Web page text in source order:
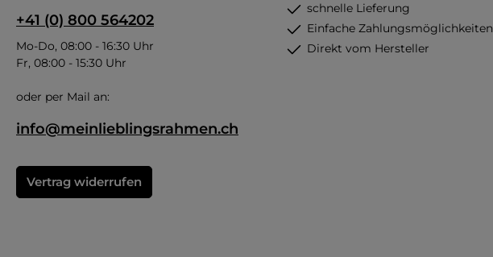
+41 (0) 800 564202
Mo-Do, 08:00 - 16:30 Uhr
Fr, 08:00 - 15:30 Uhr
oder per Mail an:
info@meinlieblingsrahmen.ch
Vertrag widerrufen
schnelle Lieferung
Einfache Zahlungsmöglichkeiten
Direkt vom Hersteller